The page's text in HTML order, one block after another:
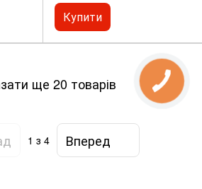
Купити
ще 20 товарів
1 з 4 Вперед